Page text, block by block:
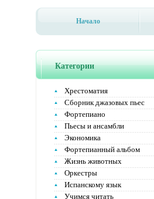
Начало
Категории
Хрестоматия
Сборник джазовых пьес
Фортепиано
Пьесы и ансамбли
Экономика
Фортепианный альбом
Жизнь животных
Оркестры
Испанскому язык
Учимся читать